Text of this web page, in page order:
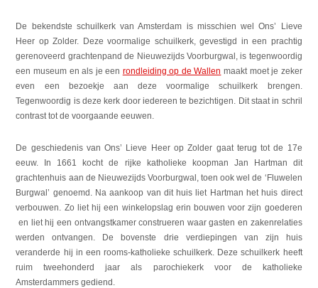
De bekendste schuilkerk van Amsterdam is misschien wel Ons’ Lieve
Heer op Zolder. Deze voormalige schuilkerk, gevestigd in een prachtig
gerenoveerd grachtenpand de Nieuwezijds Voorburgwal, is tegenwoordig
een museum en als je een rondleiding op de Wallen maakt moet je zeker
even een bezoekje aan deze voormalige schuilkerk brengen.
Tegenwoordig is deze kerk door iedereen te bezichtigen. Dit staat in schril
contrast tot de voorgaande eeuwen.
De geschiedenis van Ons’ Lieve Heer op Zolder gaat terug tot de 17e
eeuw. In 1661 kocht de rijke katholieke koopman Jan Hartman dit
grachtenhuis aan de Nieuwezijds Voorburgwal, toen ook wel de ‘Fluwelen
Burgwal’ genoemd. Na aankoop van dit huis liet Hartman het huis direct
verbouwen. Zo liet hij een winkelopslag erin bouwen voor zijn goederen
en liet hij een ontvangstkamer construeren waar gasten en zakenrelaties
werden ontvangen. De bovenste drie verdiepingen van zijn huis
veranderde hij in een rooms-katholieke schuilkerk. Deze schuilkerk heeft
ruim tweehonderd jaar als parochiekerk voor de katholieke
Amsterdammers gediend.